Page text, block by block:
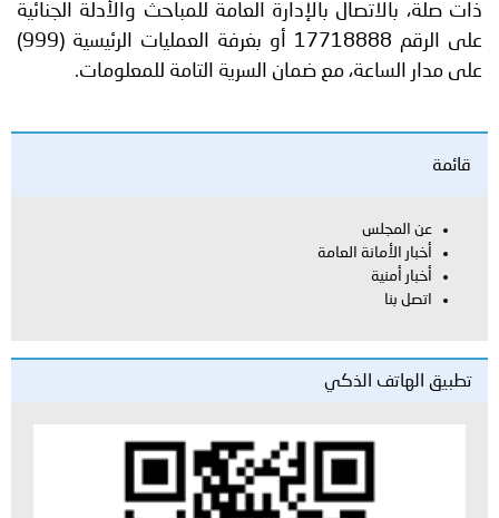
ذات صلة، بالاتصال بالإدارة العامة للمباحث والأدلة الجنائية
على الرقم 17718888 أو بغرفة العمليات الرئيسية (999)
على مدار الساعة، مع ضمان السرية التامة للمعلومات.
قائمة
عن المجلس
أخبار الأمانة العامة
أخبار أمنية
اتصل بنا
تطبيق الهاتف الذكي